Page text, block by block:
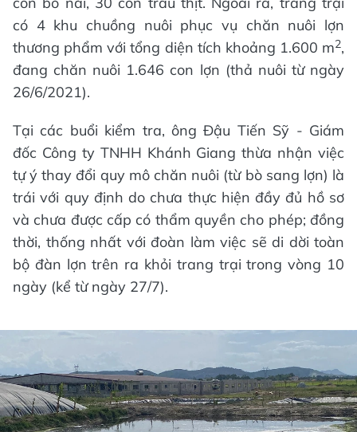
có 4 khu chuồng nuôi phục vụ chăn nuôi lợn
thương phẩm với tổng diện tích khoảng 1.600 m2,
đang chăn nuôi 1.646 con lợn (thả nuôi từ ngày
26/6/2021).
Tại các buổi kiểm tra, ông Đậu Tiến Sỹ - Giám
đốc Công ty TNHH Khánh Giang thừa nhận việc
tự ý thay đổi quy mô chăn nuôi (từ bò sang lợn) là
trái với quy định do chưa thực hiện đầy đủ hồ sơ
và chưa được cấp có thẩm quyền cho phép; đồng
thời, thống nhất với đoàn làm việc sẽ di dời toàn
bộ đàn lợn trên ra khỏi trang trại trong vòng 10
ngày (kể từ ngày 27/7).